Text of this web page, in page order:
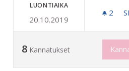
LUONTIAIKA
20.10.2019
2 2
8 Kannatukset